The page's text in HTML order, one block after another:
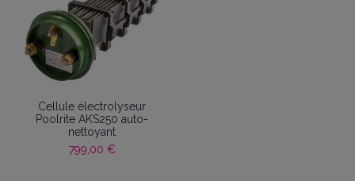
Cellule électrolyseur
Poolrite AKS250 auto-
nettoyant
799,00 €